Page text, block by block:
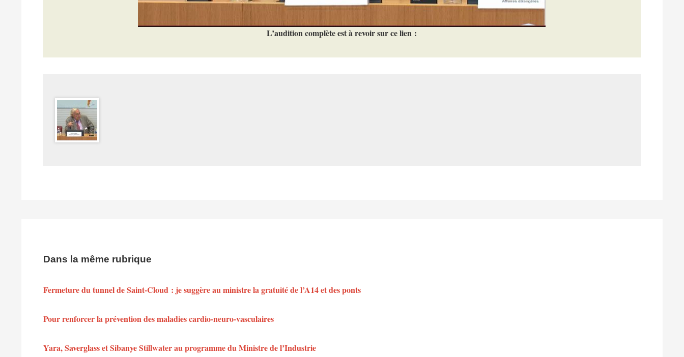
L’audition complète est à revoir sur ce lien :
Dans la même rubrique
Fermeture du tunnel de Saint-Cloud : je suggère au ministre la gratuité de l’A14 et des ponts
Pour renforcer la prévention des maladies cardio-neuro-vasculaires
Yara, Saverglass et Sibanye Stillwater au programme du Ministre de l’Industrie